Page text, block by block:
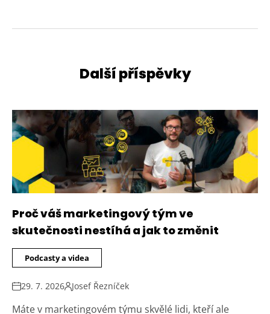
Další příspěvky
Proč váš marketingový tým ve
skutečnosti nestíhá a jak to změnit
Podcasty a videa
29. 7. 2026 Josef Řezníček
Máte v marketingovém týmu skvělé lidi, kteří ale